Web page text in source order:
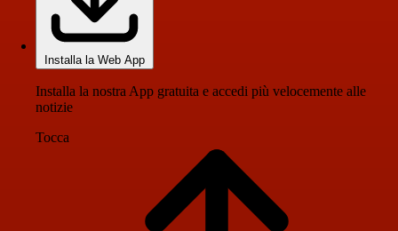
Installa la Web App
Installa la nostra App gratuita e accedi più velocemente alle
notizie
Tocca